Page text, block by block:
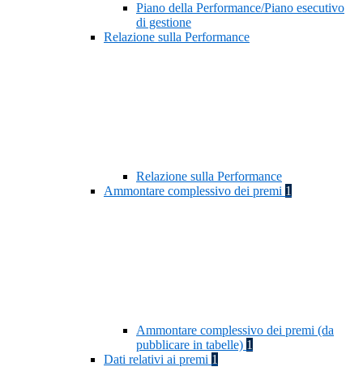
Piano della Performance/Piano esecutivo
di gestione
Relazione sulla Performance
Relazione sulla Performance
Ammontare complessivo dei premi 1
Ammontare complessivo dei premi (da
pubblicare in tabelle) 1
Dati relativi ai premi 1